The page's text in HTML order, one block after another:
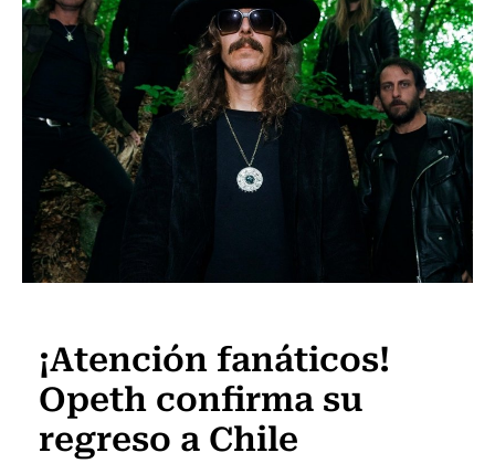
¡Atención fanáticos!
Opeth confirma su
regreso a Chile